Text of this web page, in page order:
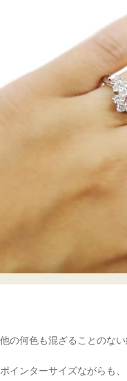
他の何色も混ざることのない
ポインターサイズながらも